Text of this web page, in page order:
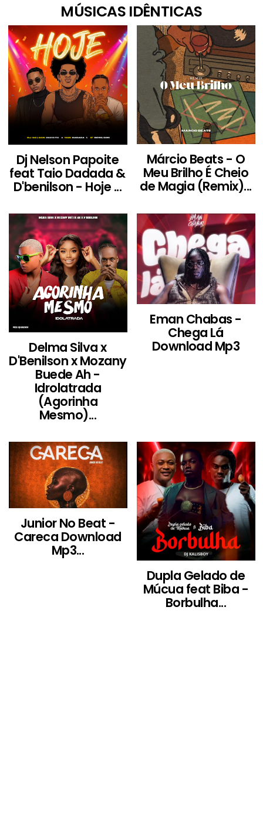
MÚSICAS IDÊNTICAS
Dj Nelson Papoite
feat Taio Dadada &
D'benilson - Hoje ...
Márcio Beats - O
Meu Brilho É Cheio
de Magia (Remix)...
Delma Silva x
D'Benilson x Mozany
Buede Ah -
Idrolatrada
(Agorinha
Mesmo)...
Eman Chabas -
Chega Lá
Download Mp3
Junior No Beat -
Careca Download
Mp3...
Dupla Gelado de
Múcua feat Biba -
Borbulha...